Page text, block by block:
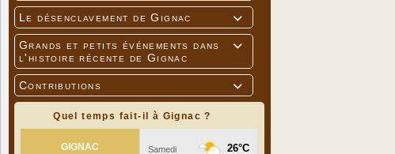

Le désenclavement de Gignac

Grands et petits événements dans
l'histoire récente de Gignac

Contributions
Quel temps fait-il à Gignac ?